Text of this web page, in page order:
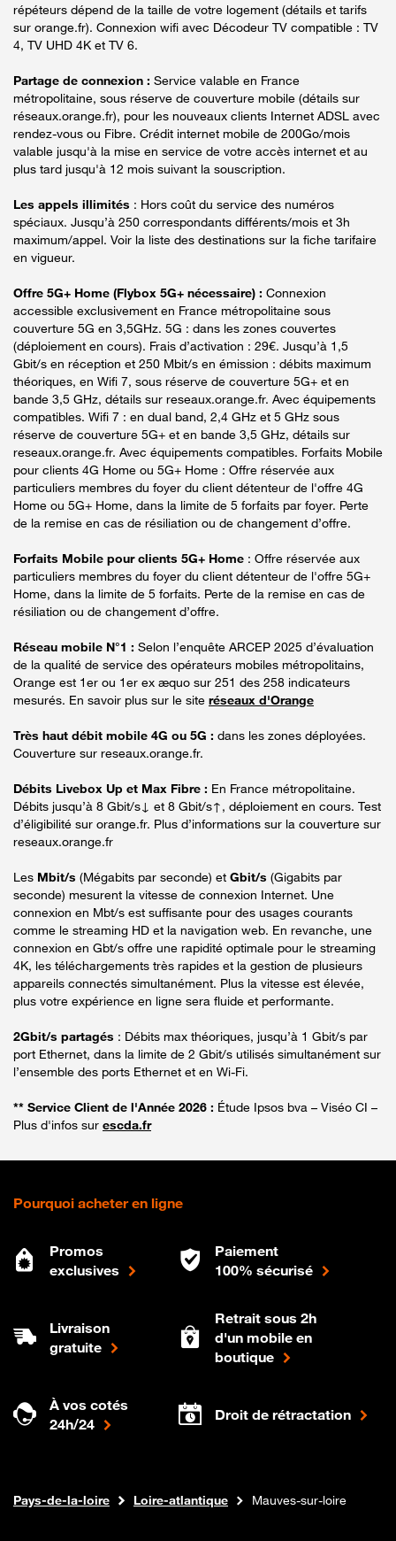
répéteurs dépend de la taille de votre logement (détails et tarifs
sur orange.fr). Connexion wifi avec Décodeur TV compatible : TV
4, TV UHD 4K et TV 6.
Partage de connexion : Service valable en France
métropolitaine, sous réserve de couverture mobile (détails sur
réseaux.orange.fr), pour les nouveaux clients Internet ADSL avec
rendez-vous ou Fibre. Crédit internet mobile de 200Go/mois
valable jusqu'à la mise en service de votre accès internet et au
plus tard jusqu'à 12 mois suivant la souscription.
Les appels illimités : Hors coût du service des numéros
spéciaux. Jusqu’à 250 correspondants différents/mois et 3h
maximum/appel. Voir la liste des destinations sur la fiche tarifaire
en vigueur.
Offre 5G+ Home (Flybox 5G+ nécessaire) : Connexion
accessible exclusivement en France métropolitaine sous
couverture 5G en 3,5GHz. 5G : dans les zones couvertes
(déploiement en cours). Frais d’activation : 29€. Jusqu’à 1,5
Gbit/s en réception et 250 Mbit/s en émission : débits maximum
théoriques, en Wifi 7, sous réserve de couverture 5G+ et en
bande 3,5 GHz, détails sur reseaux.orange.fr. Avec équipements
compatibles. Wifi 7 : en dual band, 2,4 GHz et 5 GHz sous
réserve de couverture 5G+ et en bande 3,5 GHz, détails sur
reseaux.orange.fr. Avec équipements compatibles. Forfaits Mobile
pour clients 4G Home ou 5G+ Home : Offre réservée aux
particuliers membres du foyer du client détenteur de l'offre 4G
Home ou 5G+ Home, dans la limite de 5 forfaits par foyer. Perte
de la remise en cas de résiliation ou de changement d’offre.
Forfaits Mobile pour clients 5G+ Home : Offre réservée aux
particuliers membres du foyer du client détenteur de l'offre 5G+
Home, dans la limite de 5 forfaits. Perte de la remise en cas de
résiliation ou de changement d’offre.
Réseau mobile N°1 : Selon l’enquête ARCEP 2025 d’évaluation
de la qualité de service des opérateurs mobiles métropolitains,
Orange est 1er ou 1er ex æquo sur 251 des 258 indicateurs
mesurés. En savoir plus sur le site réseaux d'Orange
Très haut débit mobile 4G ou 5G : dans les zones déployées.
Couverture sur reseaux.orange.fr.
Débits Livebox Up et Max Fibre : En France métropolitaine.
Débits jusqu’à 8 Gbit/s↓ et 8 Gbit/s↑, déploiement en cours. Test
d’éligibilité sur orange.fr. Plus d’informations sur la couverture sur
reseaux.orange.fr
Les Mbit/s (Mégabits par seconde) et Gbit/s (Gigabits par
seconde) mesurent la vitesse de connexion Internet. Une
connexion en Mbt/s est suffisante pour des usages courants
comme le streaming HD et la navigation web. En revanche, une
connexion en Gbt/s offre une rapidité optimale pour le streaming
4K, les téléchargements très rapides et la gestion de plusieurs
appareils connectés simultanément. Plus la vitesse est élevée,
plus votre expérience en ligne sera fluide et performante.
2Gbit/s partagés : Débits max théoriques, jusqu’à 1 Gbit/s par
port Ethernet, dans la limite de 2 Gbit/s utilisés simultanément sur
l’ensemble des ports Ethernet et en Wi-Fi.
** Service Client de l'Année 2026 : Étude Ipsos bva – Viséo CI –
Plus d'infos sur escda.fr
Pourquoi acheter en ligne
Promos
exclusives
Paiement
100% sécurisé
Livraison
gratuite
Retrait sous 2h
d'un mobile en
boutique
À vos cotés
24h/24
Droit de rétractation
Boutique Orange
Internet fibre
Pays-de-la-loire Loire-atlantique Mauves-sur-loire